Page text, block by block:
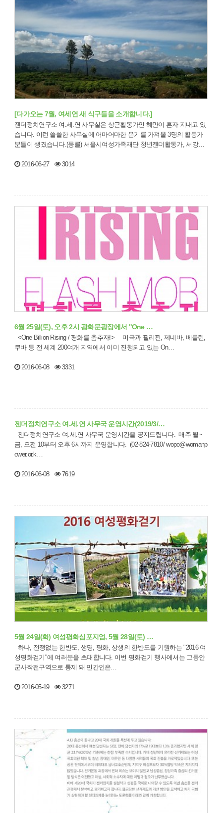
[다가오는 7월, 여세연 새 식구들을 소개합니다.]
젠더정치연구소 여.세.연 사무실은 상근활동가인 혜만이 혼자 지내고 있
습니다. 이런 쓸쓸한 사무실에 어마어마한 온기를 가져올 3명의 활동가
분들이 생겼습니다.(뭉클) 서울시여성가족재단 청년젠더활동가, 서강대
2016-06-27
3014
6월 25일(토), 오후 2시 광화문광장에서 "One …
쿠바 등 전 세계 200여개 지역에서 이미 진행되고 있는 On…
2016-06-08 3331
젠더정치연구소 여.세.연 사무국 운영시간(2019/3/…
금, 오전 10부터 오후 6시까지 운영합니다. (02-824-7810/ wopo@womanp
ower.or.k…
2016-06-08 7619
5월 24일(화) 여성평화심포지엄, 5월 28일(토) …
성평화걷기"에 여러분을 초대합니다. 이번 평화걷기 행사에서는 그동안
군사작전구역으로 통제 돼 민간인은…
2016-05-19 3271